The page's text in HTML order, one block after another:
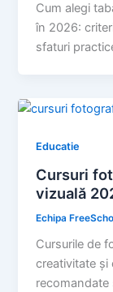
Cum alegi
în 2026:
sfaturi
Educatie
Cursuri
vizuală
Echipa
Cursurile de
creativitate și
recomandate